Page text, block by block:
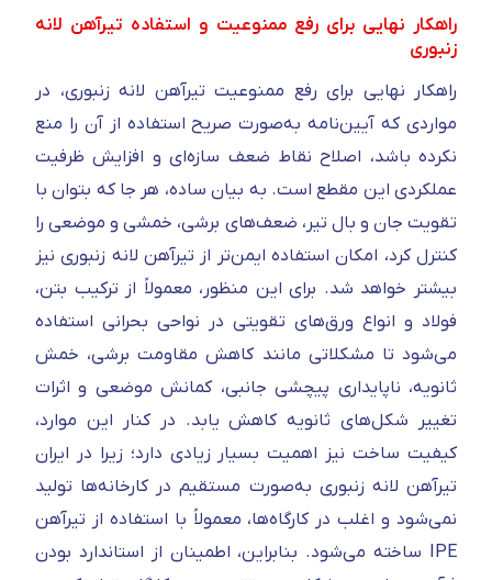
راهکار نهایی برای رفع ممنوعیت و استفاده تیرآهن لانه
زنبوری
راهکار نهایی برای رفع ممنوعیت تیرآهن لانه زنبوری، در
مواردی که آیین‌نامه به‌صورت صریح استفاده از آن را منع
نکرده باشد، اصلاح نقاط ضعف سازه‌ای و افزایش ظرفیت
عملکردی این مقطع است. به بیان ساده، هر جا که بتوان با
تقویت جان و بال تیر، ضعف‌های برشی، خمشی و موضعی را
کنترل کرد، امکان استفاده ایمن‌تر از تیرآهن لانه زنبوری نیز
بیشتر خواهد شد. برای این منظور، معمولاً از ترکیب بتن،
فولاد و انواع ورق‌های تقویتی در نواحی بحرانی استفاده
می‌شود تا مشکلاتی مانند کاهش مقاومت برشی، خمش
ثانویه، ناپایداری پیچشی جانبی، کمانش موضعی و اثرات
تغییر شکل‌های ثانویه کاهش یابد. در کنار این موارد،
کیفیت ساخت نیز اهمیت بسیار زیادی دارد؛ زیرا در ایران
تیرآهن لانه زنبوری به‌صورت مستقیم در کارخانه‌ها تولید
نمی‌شود و اغلب در کارگاه‌ها، معمولاً با استفاده از تیرآهن
IPE ساخته می‌شود. بنابراین، اطمینان از استاندارد بودن